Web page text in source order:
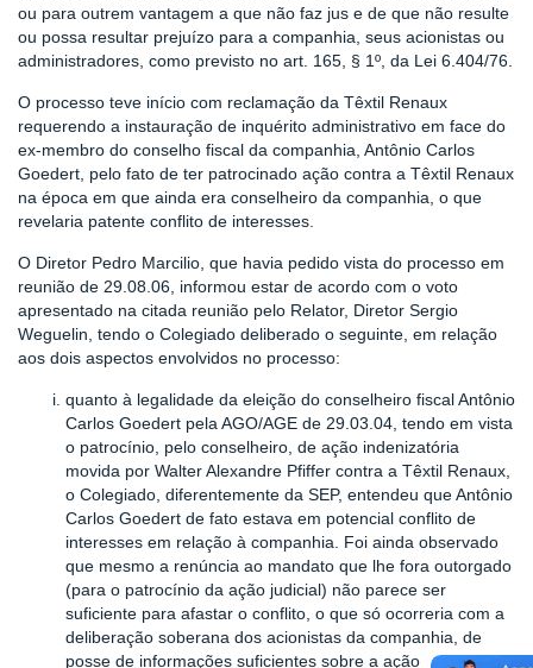
ou para outrem vantagem a que não faz jus e de que não resulte
ou possa resultar prejuízo para a companhia, seus acionistas ou
administradores, como previsto no art. 165, § 1º, da Lei 6.404/76.
O processo teve início com reclamação da Têxtil Renaux
requerendo a instauração de inquérito administrativo em face do
ex-membro do conselho fiscal da companhia, Antônio Carlos
Goedert, pelo fato de ter patrocinado ação contra a Têxtil Renaux
na época em que ainda era conselheiro da companhia, o que
revelaria patente conflito de interesses.
O Diretor Pedro Marcilio, que havia pedido vista do processo em
reunião de 29.08.06, informou estar de acordo com o voto
apresentado na citada reunião pelo Relator, Diretor Sergio
Weguelin, tendo o Colegiado deliberado o seguinte, em relação
aos dois aspectos envolvidos no processo:
quanto à legalidade da eleição do conselheiro fiscal Antônio
Carlos Goedert pela AGO/AGE de 29.03.04, tendo em vista
o patrocínio, pelo conselheiro, de ação indenizatória
movida por Walter Alexandre Pfiffer contra a Têxtil Renaux,
o Colegiado, diferentemente da SEP, entendeu que Antônio
Carlos Goedert de fato estava em potencial conflito de
interesses em relação à companhia. Foi ainda observado
que mesmo a renúncia ao mandato que lhe fora outorgado
(para o patrocínio da ação judicial) não parece ser
suficiente para afastar o conflito, o que só ocorreria com a
deliberação soberana dos acionistas da companhia, de
posse de informações suficientes sobre a ação